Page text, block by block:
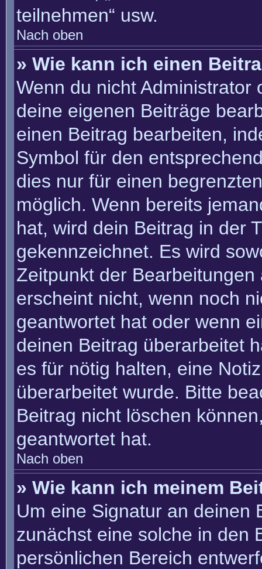
teilnehmen“ usw.
Nach oben
» Wie kann ich einen
Wenn du nicht
deine eigenen Beiträge
einen Beitrag bearbeiten,
Symbol für den
dies nur für einen
möglich. Wenn bereits
hat, wird dein Beitrag in der
gekennzeichnet. Es wird
Zeitpunkt der
erscheint nicht, wenn noch
geantwortet hat oder wenn
deinen Beitrag überarbeitet
es für nötig halten, eine
überarbeitet wurde. Bitte
Beitrag nicht löschen
geantwortet hat.
Nach oben
» Wie kann ich meinem
Um eine Signatur an deinen
zunächst eine solche in den
persönlichen Bereich